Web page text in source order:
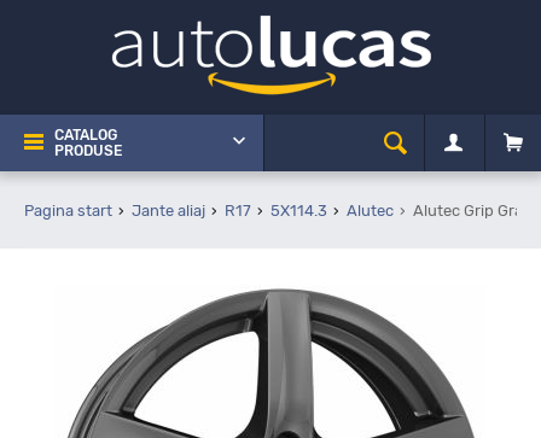
CATALOG
PRODUSE
Pagina start Jante aliaj R17 5X114.3 Alutec Alutec Grip